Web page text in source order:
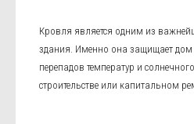
Кровля является одним из
здания. Именно она защищает дом
перепадов температур и
строительстве или капитальном